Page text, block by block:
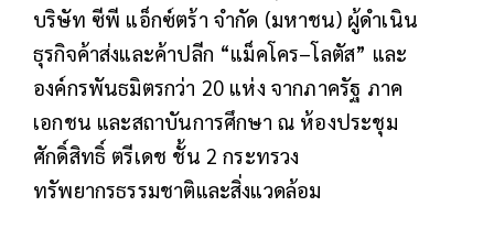
บริษัท ซีพี แอ็กซ์ตร้า จำกัด (มหาชน) ผู้ดำเนิน
ธุรกิจค้าส่งและค้าปลีก “แม็คโคร–โลตัส” และ
องค์กรพันธมิตรกว่า 20 แห่ง จากภาครัฐ ภาค
เอกชน และสถาบันการศึกษา ณ ห้องประชุม
ศักดิ์สิทธิ์ ตรีเดช ชั้น 2 กระทรวง
ทรัพยากรธรรมชาติและสิ่งแวดล้อม